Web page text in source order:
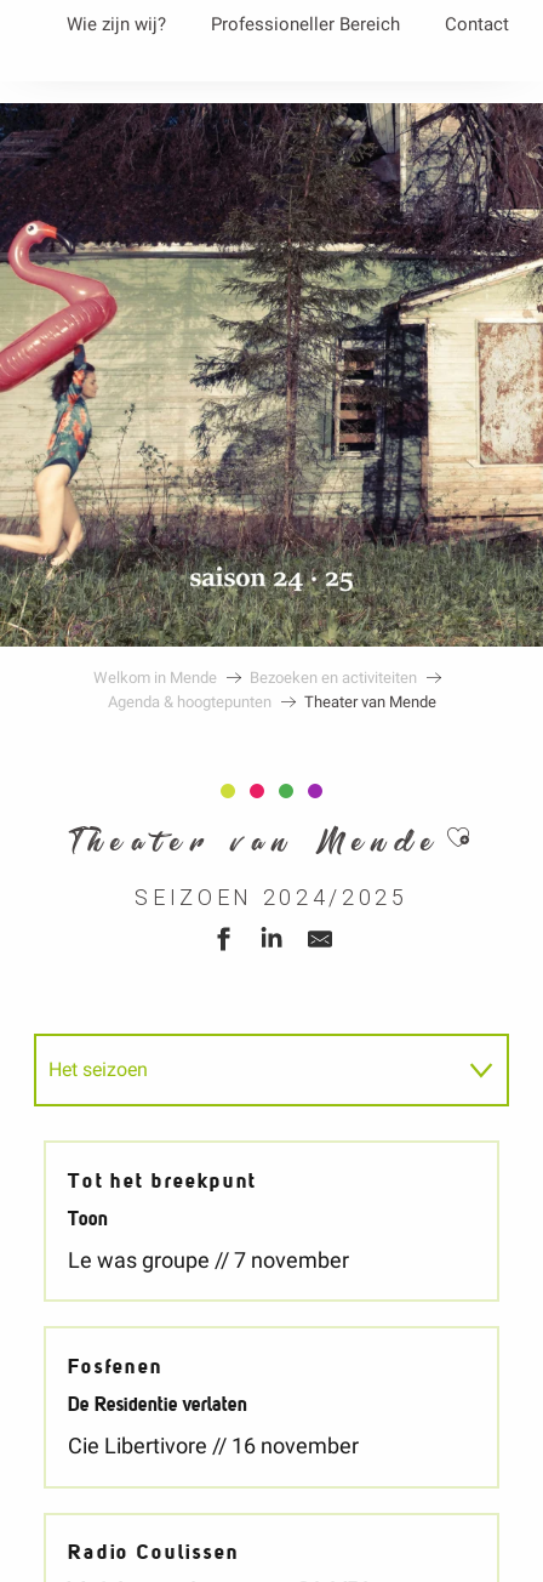
principal
Wie zijn wij? Professioneller Bereich Contact
Welkom in Mende
Bezoeken en activiteiten
Agenda & hoogtepunten
Theater van Mende
Theater van Mende Ajouter
SEIZOEN 2024/2025
Het seizoen
Praktische informatie
Tot het breekpunt
Toon
Le was groupe // 7 november
Fosfenen
De Residentie verlaten
Cie Libertivore // 16 november
Radio Coulissen